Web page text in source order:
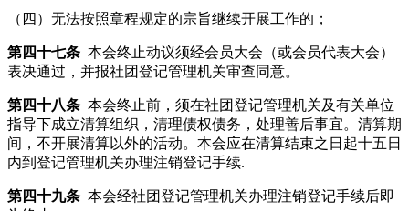
（四）无法按照章程规定的宗旨继续开展工作的；
第四十七条 本会终止动议须经会员大会（或会员代表大会）
表决通过，并报社团登记管理机关审查同意。
第四十八条 本会终止前，须在社团登记管理机关及有关单位
指导下成立清算组织，清理债权债务，处理善后事宜。清算期
间，不开展清算以外的活动。本会应在清算结束之日起十五日
内到登记管理机关办理注销登记手续.
第四十九条 本会经社团登记管理机关办理注销登记手续后即